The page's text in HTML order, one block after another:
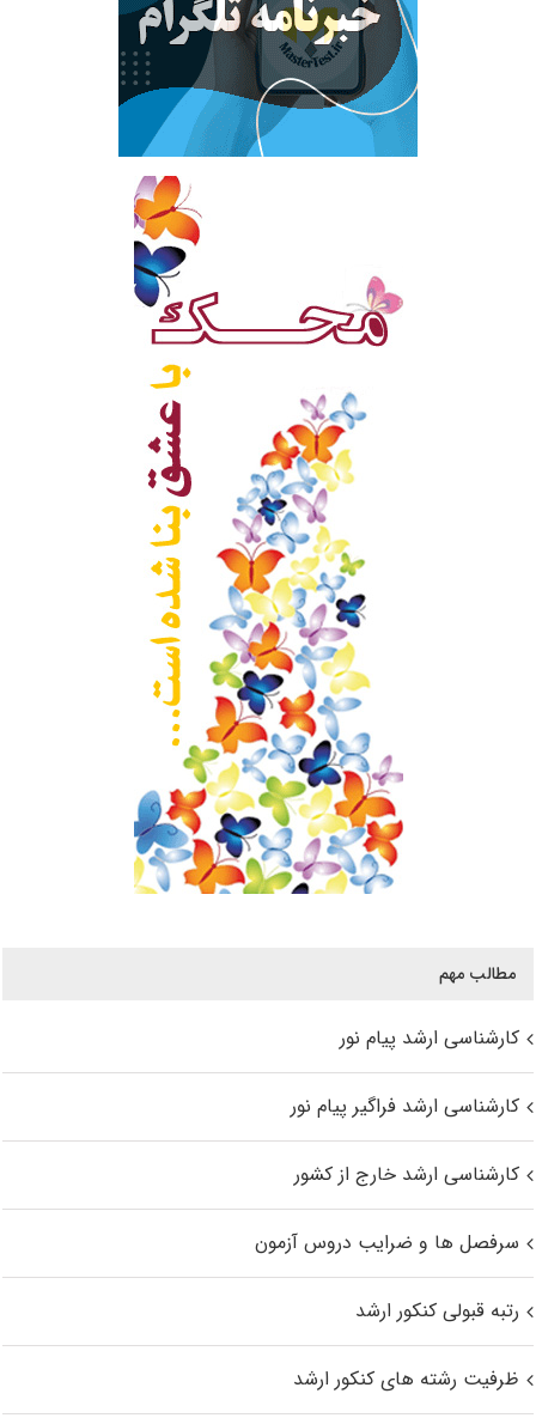
مطالب مهم
کارشناسی ارشد پیام نور
کارشناسی ارشد فراگیر پیام نور
کارشناسی ارشد خارج از کشور
سرفصل ها و ضرایب دروس آزمون
رتبه قبولی کنکور ارشد
ظرفیت رشته های کنکور ارشد